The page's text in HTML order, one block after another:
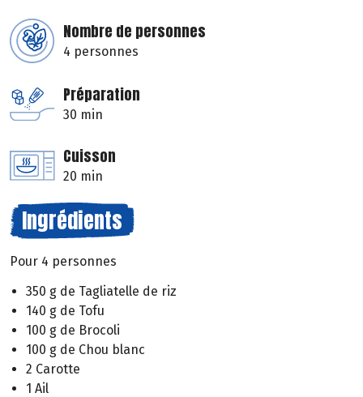
Nombre de personnes
4 personnes
Préparation
30 min
Cuisson
20 min
Ingrédients
Pour 4 personnes
350 g de Tagliatelle de riz
140 g de Tofu
100 g de Brocoli
100 g de Chou blanc
2 Carotte
1 Ail